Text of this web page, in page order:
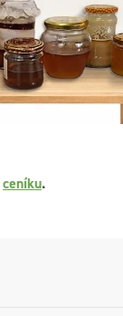
ceníku.